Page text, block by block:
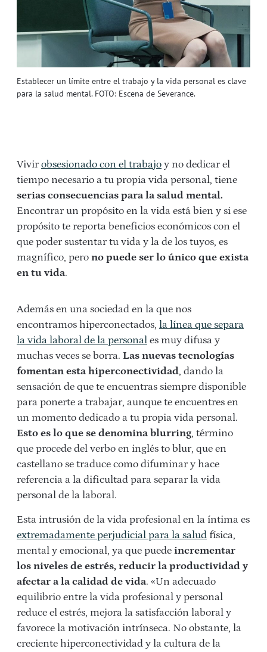
Establecer un límite entre el trabajo y la vida personal es clave
para la salud mental. FOTO: Escena de Severance.
Vivirobsesionado con el trabajo y no dedicar el
tiempo necesario a tu propia vida personal, tiene
serias consecuencias para la salud mental.
Encontrar un propósito en la vida está bien y si ese
propósito te reporta beneficios económicos con el
que poder sustentar tu vida y la de los tuyos, es
magnífico, pero no puede ser lo único que exista
en tu vida.
Además en una sociedad en la que nos
encontramos hiperconectados, la línea que separa
la vida laboral de la personal es muy difusa y
muchas veces se borra. Las nuevas tecnologías
fomentan esta hiperconectividad, dando la
sensación de que te encuentras siempre disponible
para ponerte a trabajar, aunque te encuentres en
un momento dedicado a tu propia vida personal.
Esto es lo que se denomina blurring, término
que procede del verbo en inglés to blur, que en
castellano se traduce como difuminar y hace
referencia a la dificultad para separar la vida
personal de la laboral.
Esta intrusión de la vida profesional en la íntima es
extremadamente perjudicial para la salud física,
mental y emocional, ya que puede incrementar
los niveles de estrés, reducir la productividad y
afectar a la calidad de vida. «Un adecuado
equilibrio entre la vida profesional y personal
reduce el estrés, mejora la satisfacción laboral y
favorece la motivación intrínseca. No obstante, la
creciente hiperconectividad y la cultura de la